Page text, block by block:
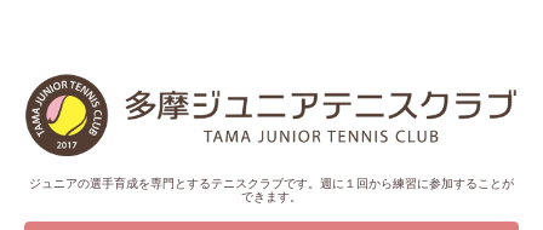
ジュニアの選手育成を専門とするテニスクラブです。週に１回から練習に参加することが
できます。